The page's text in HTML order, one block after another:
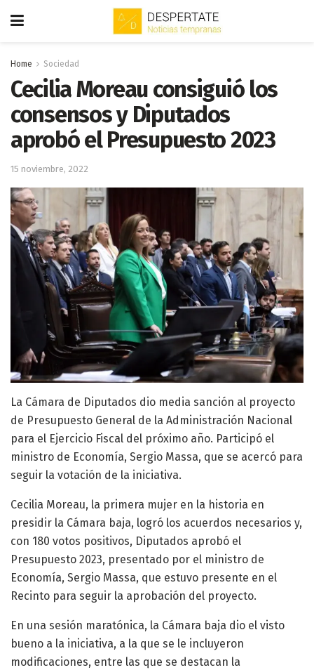
Home Sociedad
Cecilia Moreau consiguió los
consensos y Diputados
aprobó el Presupuesto 2023
15 noviembre, 2022
La Cámara de Diputados dio media sanción al proyecto
de Presupuesto General de la Administración Nacional
para el Ejercicio Fiscal del próximo año. Participó el
ministro de Economía, Sergio Massa, que se acercó para
seguir la votación de la iniciativa.
Cecilia Moreau, la primera mujer en la historia en
presidir la Cámara baja, logró los acuerdos necesarios y,
con 180 votos positivos, Diputados aprobó el
Presupuesto 2023, presentado por el ministro de
Economía, Sergio Massa, que estuvo presente en el
Recinto para seguir la aprobación del proyecto.
En una sesión maratónica, la Cámara baja dio el visto
bueno a la iniciativa, a la que se le incluyeron
modificaciones, entre las que se destacan la